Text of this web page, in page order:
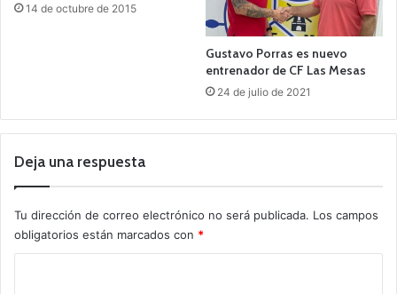
14 de octubre de 2015
Gustavo Porras es nuevo
entrenador de CF Las Mesas
24 de julio de 2021
Deja una respuesta
Tu dirección de correo electrónico no será publicada. Los campos
obligatorios están marcados con *